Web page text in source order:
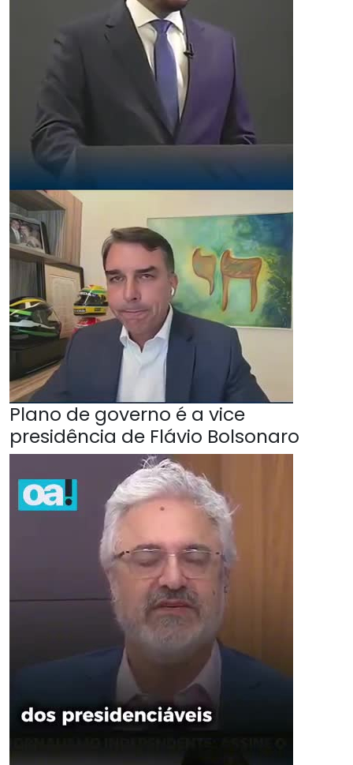
Plano de governo é a vice
presidência de Flávio Bolsonaro